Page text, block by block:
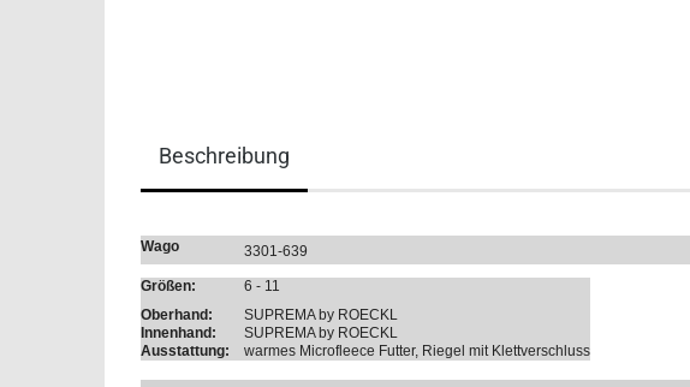
Beschreibung
Wago 3301-639
Größen:
6 - 11
Oberhand:
SUPREMA by ROECKL
Innenhand:
SUPREMA by ROECKL
Ausstattung:
warmes Microfleece Futter, Riegel mit Klettverschluss